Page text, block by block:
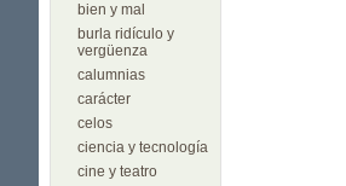
bien y mal
burla ridículo y
vergüenza
calumnias
carácter
celos
ciencia y tecnología
cine y teatro